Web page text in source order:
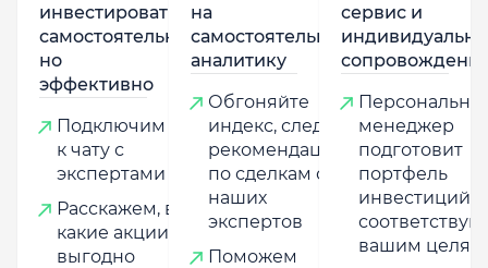
инвестировать
самостоятельно,
но
эффективно
Подключим
к чату с
экспертами
Расскажем, в
какие акции
выгодно
на
самостоятельную
аналитику
Обгоняйте
индекс, следуя
рекомендациям
по сделкам от
наших
экспертов
Поможем
сервис и
менеджер
подготовит
портфель
инвестиций,
вашим целям